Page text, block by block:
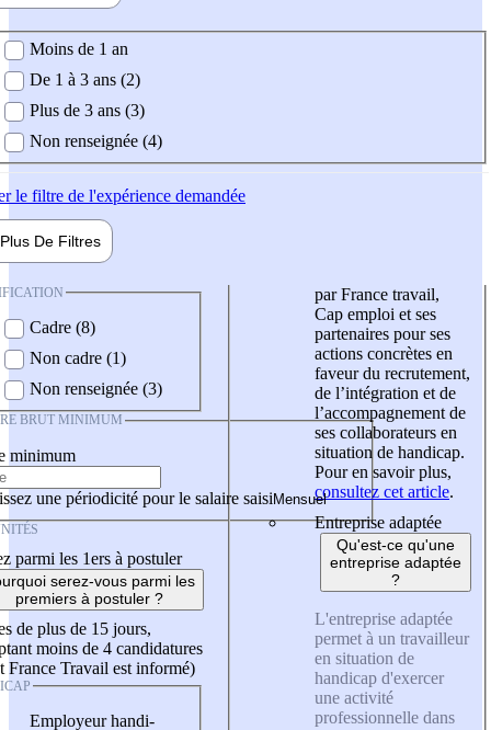
demandée
Moins de 1 an
De 1 à 3 ans (2)
Plus de 3 ans (3)
Non renseignée (4)
le filtre de l'expérience demandée
Plus De Filtres
Cadre (8)
Non cadre (1)
Non renseignée (3)
BRUT MINIMUM
minimum
une périodicité pour le salaire saisi
parmi les 1ers à postuler
serez-vous parmi les
premiers à postuler ?
de plus de 15 jours,
moins de 4 candidatures
France Travail est informé)
Employeur handi-
par France travail,
Cap emploi et ses
partenaires pour ses
actions concrètes en
faveur du recrutement,
de l’intégration et de
l’accompagnement de
ses collaborateurs en
situation de handicap.
Pour en savoir plus,
consultez cet article.
Entreprise adaptée
Qu'est-ce qu'une
entreprise adaptée
?
L'entreprise adaptée
permet à un travailleur
en situation de
handicap d'exercer
une activité
professionnelle dans